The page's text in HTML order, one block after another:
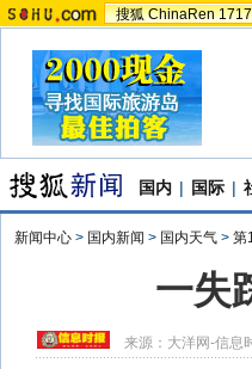
搜狐 ChinaRen
国内 | 国际 |
新闻中心 > 国内新闻 > 国内天气 > 第
一失
来源： 大洋网-信息